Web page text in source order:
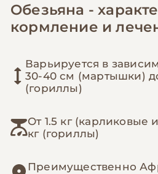
Обезьяна -
кормление и
Варьируется в
30-40 см (мартышки)
(гориллы)
От 1.5 кг (карликовые
кг (гориллы)
Преимущественно